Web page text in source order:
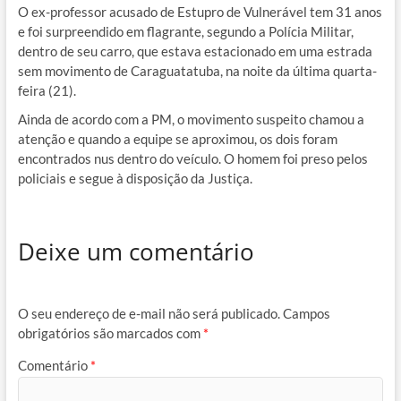
O ex-professor acusado de Estupro de Vulnerável tem 31 anos
e foi surpreendido em flagrante, segundo a Polícia Militar,
dentro de seu carro, que estava estacionado em uma estrada
sem movimento de Caraguatatuba, na noite da última quarta-
feira (21).
Ainda de acordo com a PM, o movimento suspeito chamou a
atenção e quando a equipe se aproximou, os dois foram
encontrados nus dentro do veículo. O homem foi preso pelos
policiais e segue à disposição da Justiça.
Deixe um comentário
O seu endereço de e-mail não será publicado.Campos
obrigatórios são marcados com *
Comentário *